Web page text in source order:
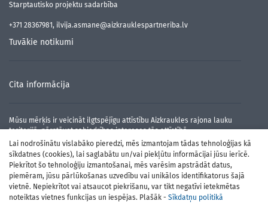
Lai nodrošinātu vislabāko pieredzi, mēs izmantojam tādas tehnoloģijas kā
sīkdatnes (cookies), lai saglabātu un/vai piekļūtu informācijai jūsu ierīcē.
Piekrītot šo tehnoloģiju izmantošanai, mēs varēsim apstrādāt datus,
piemēram, jūsu pārlūkošanas uzvedību vai unikālos identifikatorus šajā
vietnē. Nepiekrītot vai atsaucot piekrišanu, var tikt negatīvi ietekmētas
noteiktas vietnes funkcijas un iespējas. Plašāk - Sīkdatņu politikā
Starptautisko projektu sadarbība
+371 28367981, ilvija.asmane@aizkrauklespartneriba.lv
Tuvākie notikumi
Cita informācija
Mūsu mērķis ir veicināt ilgtspējīgu attīstību Aizkraukles rajona lauku
teritorijā, pārstāvot sabiedrības intereses tās attīstībā.